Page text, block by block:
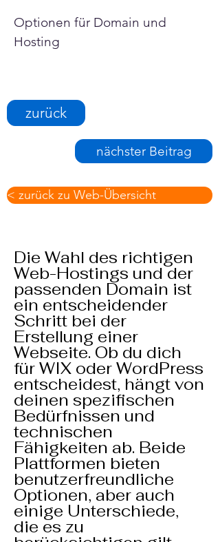
Optionen für Domain und
Hosting
zurück
nächster Beitrag
< zurück zu Web-Übersicht
Die Wahl des richtigen
Web-Hostings und der
passenden Domain ist
ein entscheidender
Schritt bei der
Erstellung einer
Webseite. Ob du dich
für WIX oder WordPress
entscheidest, hängt von
deinen spezifischen
Bedürfnissen und
technischen
Fähigkeiten ab. Beide
Plattformen bieten
benutzerfreundliche
Optionen, aber auch
einige Unterschiede,
die es zu